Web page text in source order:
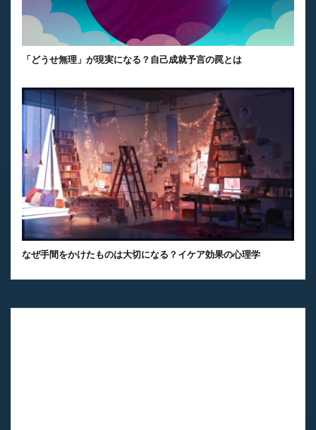
「どうせ無理」が現実になる？自己成就予言の罠とは
なぜ手間をかけたものは大切になる？イケア効果の心理学